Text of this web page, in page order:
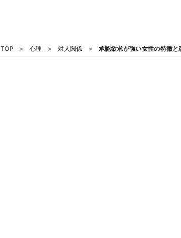
TOP 心理 対人関係 承認欲求が強い女性の特徴